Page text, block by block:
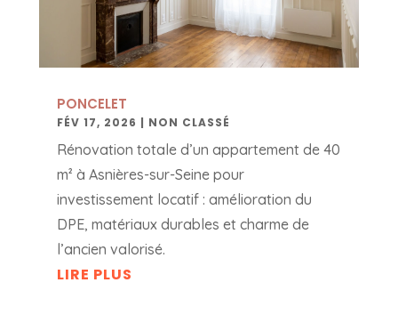
PONCELET
FÉV 17, 2026 | NON CLASSÉ
Rénovation totale d’un appartement de 40
m² à Asnières-sur-Seine pour
investissement locatif : amélioration du
DPE, matériaux durables et charme de
l’ancien valorisé.
LIRE PLUS